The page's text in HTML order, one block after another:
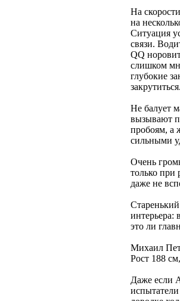
На
на
Ситуация
связи.
QQ
слишком
глубокие
Не балует
вызывают
пробоям, а
сильными
Очень
только при
даже не
интерьера:
это ли
Михаил
Рост 188
Даже если